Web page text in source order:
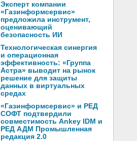
Эксперт компании
«Газинформсервис»
предложила инструмент,
оценивающий
безопасность ИИ
Технологическая синергия
и операционная
эффективность: «Группа
Астра» выводит на рынок
решение для защиты
данных в виртуальных
средах
«Газинформсервис» и РЕД
СОФТ подтвердили
совместимость Ankey IDM и
РЕД АДМ Промышленная
редакция 2.0